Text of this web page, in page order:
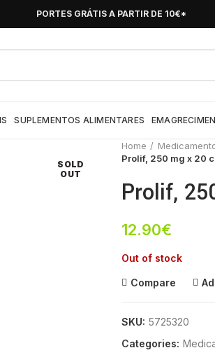
PORTES GRÁTIS A PARTIR DE 10€*
SUPLEMENTOS ALIMENTARES
SOLD
OUT
Home
Prolif, 250 mg x 20
Prolif,
12.90€
Out of stock
Compare
SKU: 5725320
Categories: